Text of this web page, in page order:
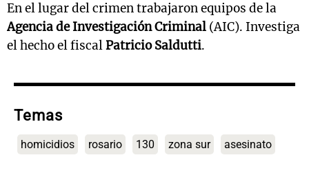
En el lugar del crimen trabajaron equipos de la
Agencia de Investigación Criminal (AIC). Investiga
el hecho el fiscalPatricio Saldutti.
Temas
homicidios rosario 130 zona sur asesinato